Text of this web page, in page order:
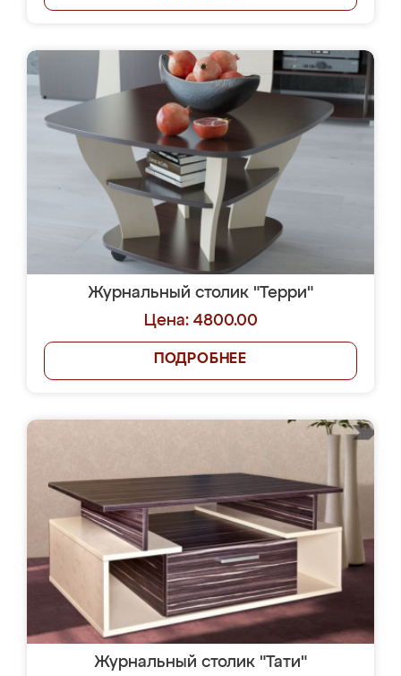
Журнальный столик "Терри"
Цена: 4800.00
ПОДРОБНЕЕ
Журнальный столик "Тати"